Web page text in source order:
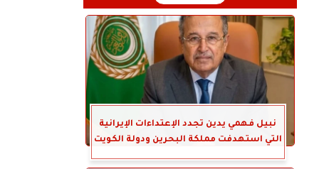
نبيل فهمي يدين تجدد الإعتداءات الإيرانية
التي استهدفت مملكة البحرين ودولة الكويت